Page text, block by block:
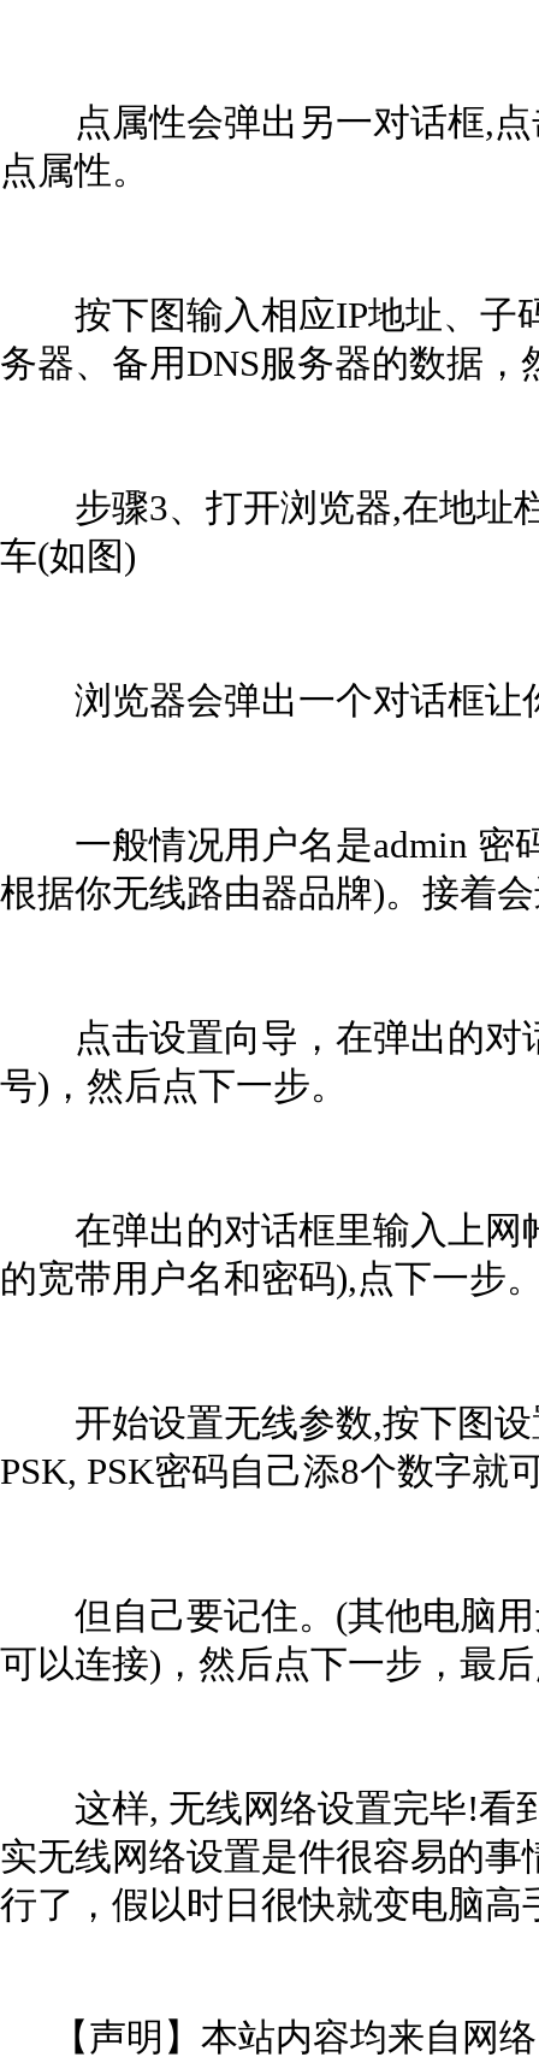
点属性会弹出另一对话框,点
点属性。
按下图输入相应IP地址、子
务器、备用DNS服务器的数据
步骤3、打开浏览器,在地址栏
车(如图)
浏览器会弹出一个对话框让
一般情况用户名是admin 密
根据你无线路由器品牌)。接着
点击设置向导，在弹出的对
号)，然后点下一步。
在弹出的对话框里输入上网
的宽带用户名和密码),点下一步
开始设置无线参数,按下图设
PSK, PSK密码自己添8个数字就
但自己要记住。(其他电脑用
可以连接)，然后点下一步，最
这样, 无线网络设置完毕!看
实无线网络设置是件很容易的
行了，假以时日很快就变电脑高
【声明】本站内容均来自网